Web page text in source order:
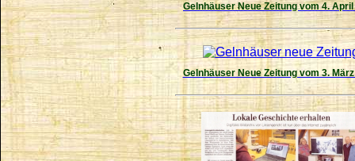
Gelnhäuser Neue Zeitung vom 4.
Gelnhäuser Neue Zeitung vom 3.